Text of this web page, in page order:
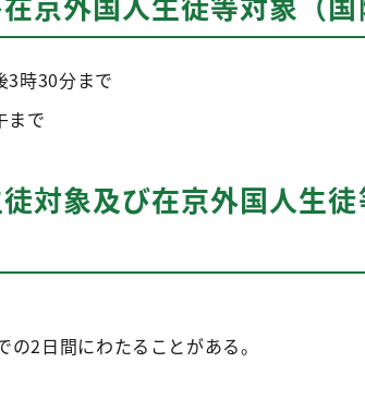
時30分まで
まで
対象及び在京外国人生
2日間にわたることがある。